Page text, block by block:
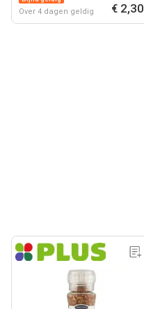
Over 4 dagen geldig € 2,30